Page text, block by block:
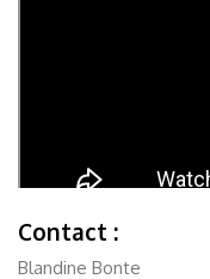
Contact :
Blandine Bonte